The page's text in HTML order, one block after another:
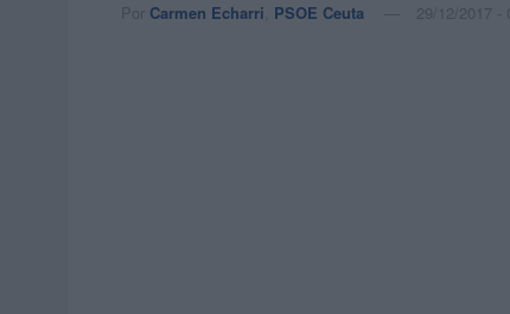
Por Carmen Echarri PSOE Ceuta 29/12/2017 -